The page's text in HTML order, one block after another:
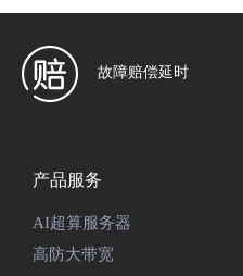
故障赔偿延时
产品服务
AI超算服务器
高防大带宽